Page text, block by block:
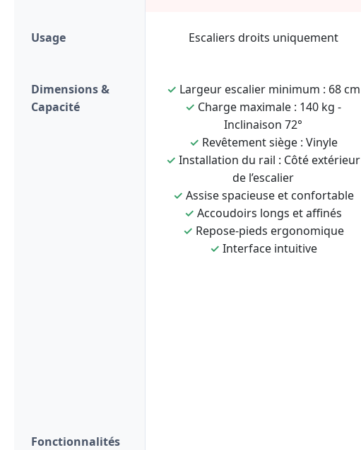
Usage Escaliers droits uniquement
Dimensions &
Capacité
✓ Largeur escalier minimum : 68 cm
✓ Charge maximale : 140 kg -
Inclinaison 72°
✓ Revêtement siège : Vinyle
✓ Installation du rail : Côté extérieur
de l’escalier
✓ Assise spacieuse et confortable
✓ Accoudoirs longs et affinés
✓ Repose-pieds ergonomique
✓ Interface intuitive
Fonctionnalités